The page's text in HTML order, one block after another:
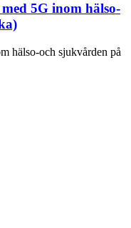
5G inom hälso-
hälso-och sjukvården på